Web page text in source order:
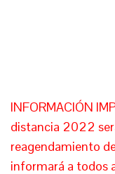
INFORMACIÓN
distancia 2022
reagendamiento
informará a todos